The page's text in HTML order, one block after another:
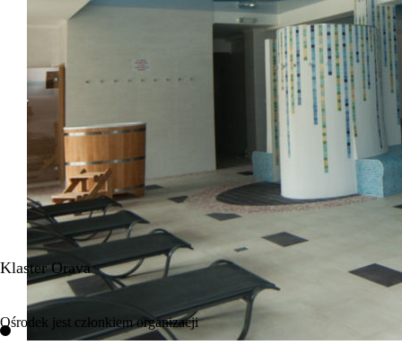
KlasterOrava
Ośrodek jest członkiem organizacji